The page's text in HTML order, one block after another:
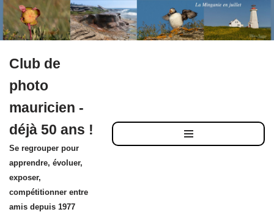
au
contenu
Club de
photo
mauricien -
déjà 50 ans !
Se regrouper pour
apprendre, évoluer,
exposer,
compétitionner entre
amis depuis 1977